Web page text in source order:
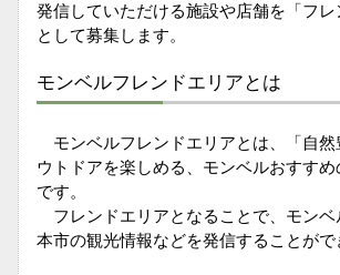
発信していただける施設や店舗を「フレ
として募集します。
モンベルフレンドエリアとは
モンベルフレンドエリアとは、「自然
ウトドアを楽しめる、モンベルおすすめ
です。
フレンドエリアとなることで、モンベ
本市の観光情報などを発信することがで